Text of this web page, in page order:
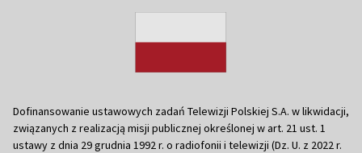
Dofinansowanie ustawowych zadań Telewizji Polskiej S.A. w likwidacji,
związanych z realizacją misji publicznej określonej w art. 21 ust. 1
ustawy z dnia 29 grudnia 1992 r. o radiofonii i telewizji (Dz. U. z 2022 r.